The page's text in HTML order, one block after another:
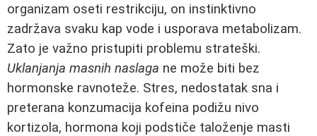
organizam oseti restrikciju, on instinktivno
zadržava svaku kap vode i usporava metabolizam.
Zato je važno pristupiti problemu strateški.
Uklanjanja masnih naslaga ne može biti bez
hormonske ravnoteže. Stres, nedostatak sna i
preterana konzumacija kofeina podižu nivo
kortizola, hormona koji podstiče taloženje masti